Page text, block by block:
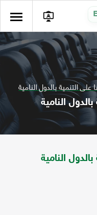
التنمية بالدول النامية
النامية
النامية